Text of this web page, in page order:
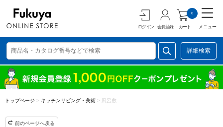
ログイン 会員登録 カート
0
メニュー
詳細検索
トップページ > キッチンリビング・美術 > 風呂敷
前のページへ戻る